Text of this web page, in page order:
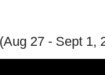
27 - Sept 1,